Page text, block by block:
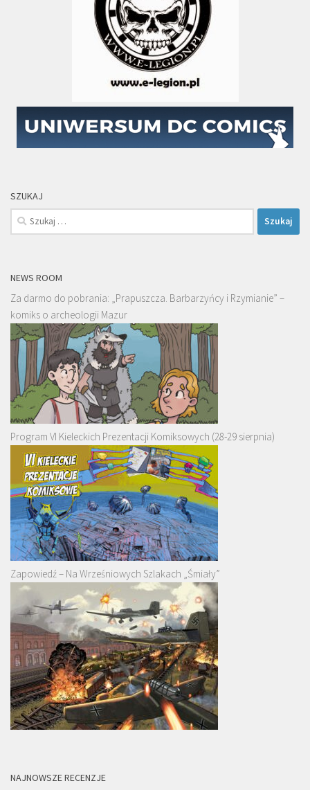
SZUKAJ
Szukaj:
NEWS ROOM
Za darmo do pobrania: „Prapuszcza. Barbarzyńcy i Rzymianie” –
komiks o archeologii Mazur
Program VI Kieleckich Prezentacji Komiksowych (28-29 sierpnia)
Zapowiedź – Na Wrześniowych Szlakach „Śmiały”
NAJNOWSZE RECENZJE